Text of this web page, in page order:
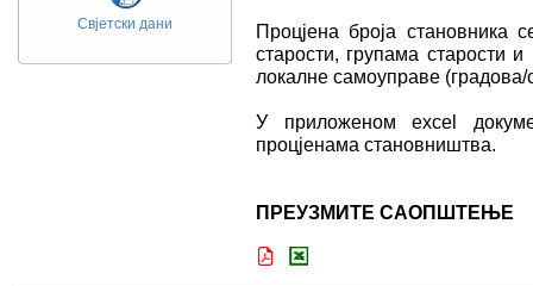
Свјетски дани
Процјена броја становника
старости, групама старости
локалне самоуправе
У приложеном excel
процјенама становништва.
ПРЕУЗМИТЕ САОПШТЕЊЕ